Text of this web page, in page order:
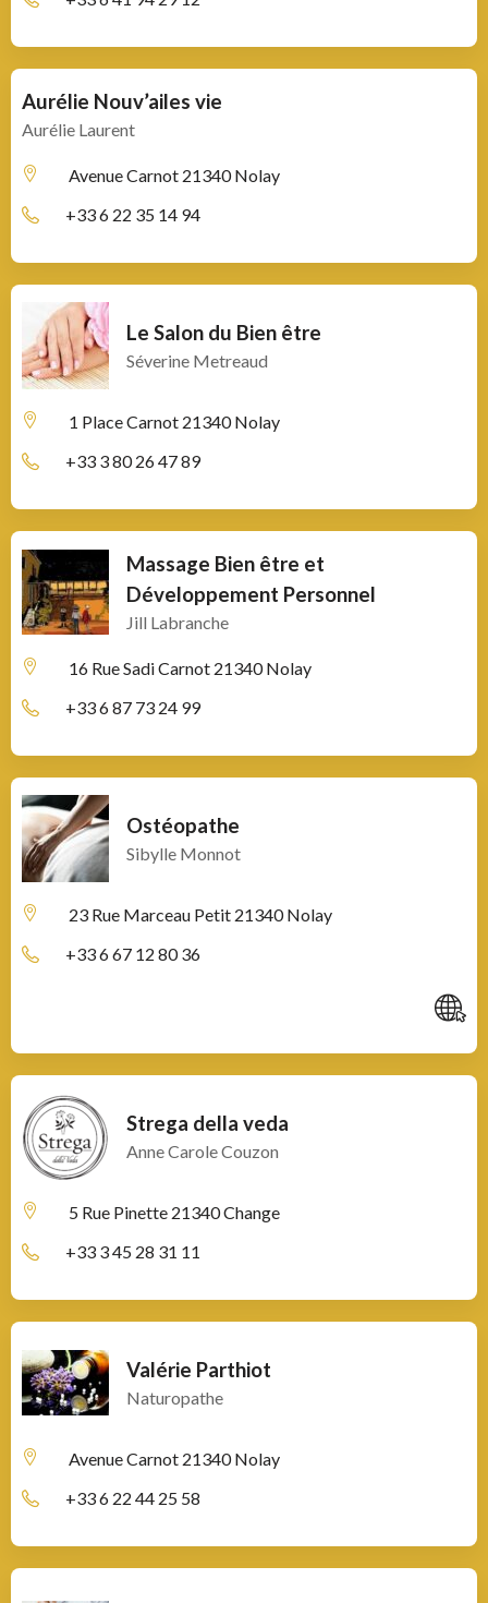
Aurélie Nouv’ailes vie
Aurélie Laurent
Avenue Carnot 21340 Nolay
+33 6 22 35 14 94
Le Salon du Bien être
Séverine Metreaud
1 Place Carnot 21340 Nolay
+33 3 80 26 47 89
Massage Bien être et
Développement Personnel
Jill Labranche
16 Rue Sadi Carnot 21340 Nolay
+33 6 87 73 24 99
Ostéopathe
Sibylle Monnot
23 Rue Marceau Petit 21340 Nolay
+33 6 67 12 80 36
Strega della veda
Anne Carole Couzon
5 Rue Pinette 21340 Change
+33 3 45 28 31 11
Valérie Parthiot
Naturopathe
Avenue Carnot 21340 Nolay
+33 6 22 44 25 58